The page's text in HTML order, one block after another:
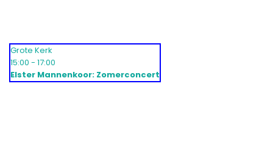
Grote Kerk
15:00 - 17:00
Elster Mannenkoor: Zomerconcert